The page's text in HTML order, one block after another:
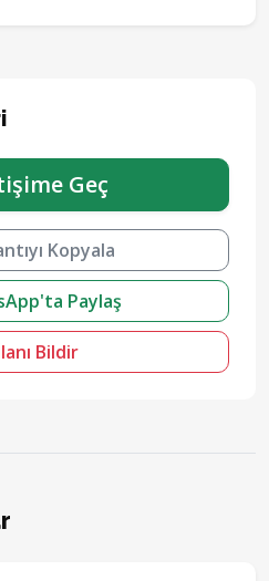
Geç
Kopyala
Paylaş
Bildir